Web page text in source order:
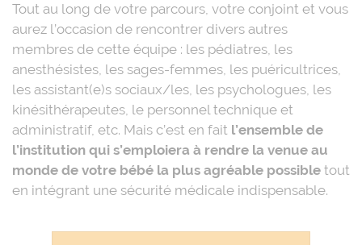
Tout au long de votre parcours, votre conjoint et vous
aurez l’occasion de rencontrer divers autres
membres de cette équipe : les pédiatres, les
anesthésistes, les sages-femmes, les puéricultrices,
les assistant(e)s sociaux/les, les psychologues, les
kinésithérapeutes, le personnel technique et
administratif, etc. Mais c’est en fait l’ensemble de
l’institution qui s’emploiera à rendre la venue au
monde de votre bébé la plus agréable possible tout
en intégrant une sécurité médicale indispensable.